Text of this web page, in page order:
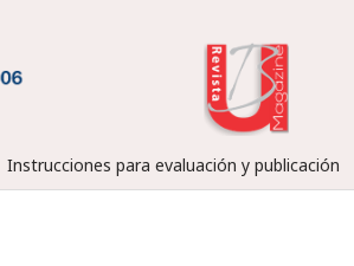
Instrucciones para evaluación y publicación